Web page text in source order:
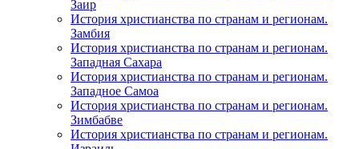
Заир
История христианства по странам и регионам.
Замбия
История христианства по странам и регионам.
Западная Сахара
История христианства по странам и регионам.
Западное Самоа
История христианства по странам и регионам.
Зимбабве
История христианства по странам и регионам.